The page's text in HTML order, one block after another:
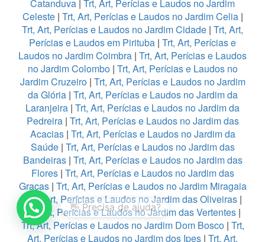
Catanduva | Trt, Art, Perícias e Laudos no Jardim
Celeste| Trt, Art, Perícias e Laudos no Jardim Celia|
Trt, Art, Perícias e Laudos no Jardim Cidade | Trt, Art,
Perícias e Laudos em Pirituba | Trt, Art, Perícias e
Laudos no Jardim Coimbra | Trt, Art, Perícias e Laudos
no Jardim Colombo| Trt, Art, Perícias e Laudos no
Jardim Cruzeiro| Trt, Art, Perícias e Laudos no Jardim
da Glória| Trt, Art, Perícias e Laudos no Jardim da
Laranjeira | Trt, Art, Perícias e Laudos no Jardim da
Pedreira| Trt, Art, Perícias e Laudos no Jardim das
Acacias| Trt, Art, Perícias e Laudos no Jardim da
Saúde| Trt, Art, Perícias e Laudos no Jardim das
Bandeiras| Trt, Art, Perícias e Laudos no Jardim das
Flores| Trt, Art, Perícias e Laudos no Jardim das
Graças| Trt, Art, Perícias e Laudos no Jardim Miragaia
|Trt, Art, Perícias e Laudos no Jardim das Oliveiras|
Trt, Art, Perícias e Laudos no Jardim das Vertentes|
Trt, Art, Perícias e Laudos no Jardim Dom Bosco| Trt,
Art, Perícias e Laudos no Jardim dos Ipes | Trt, Art,
1